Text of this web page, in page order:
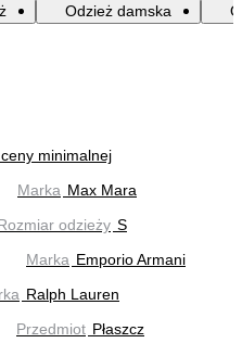
Odzież damska
minimalnej
Marka Max Mara
odzieży S
Marka Emporio Armani
Ralph Lauren
Przedmiot Płaszcz